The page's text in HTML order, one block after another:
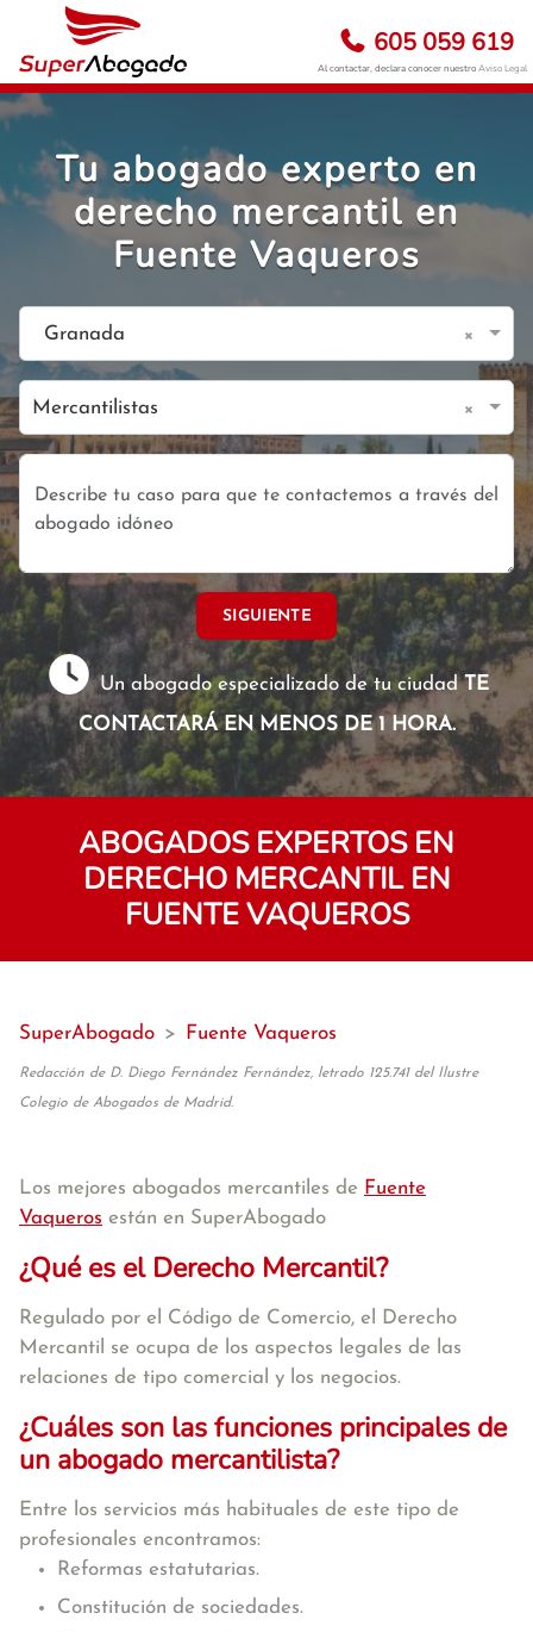
605 059 619
Al contactar, declara conocer nuestroAviso Legal
Tu abogado experto en
derecho mercantil en
Fuente Vaqueros
Granada ×
Mercantilistas ×
SIGUIENTE
Un abogado especializado de tu ciudadTE
CONTACTARÁ EN MENOS DE 1 HORA.
ABOGADOS EXPERTOS EN
DERECHO MERCANTIL EN
FUENTE VAQUEROS
SuperAbogado > Fuente Vaqueros
Redacción de D. Diego Fernández Fernández, letrado 125.741 del Ilustre
Colegio de Abogados de Madrid.
Los mejores abogados mercantiles de Fuente
Vaqueros están en SuperAbogado
¿Qué es el Derecho Mercantil?
Regulado por el Código de Comercio, el Derecho
Mercantil se ocupa de los aspectos legales de las
relaciones de tipo comercial y los negocios.
¿Cuáles son las funciones principales de
un abogado mercantilista?
Entre los servicios más habituales de este tipo de
profesionales encontramos:
Reformas estatutarias.
Constitución de sociedades.